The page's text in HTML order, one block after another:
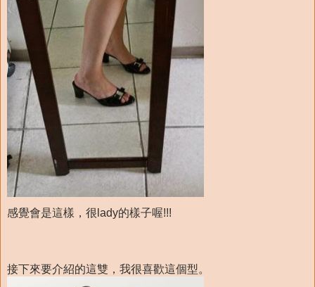
感覺會是這樣，很lady的樣子喔!!!
接下來要介紹的這雙，我很喜歡這個型。